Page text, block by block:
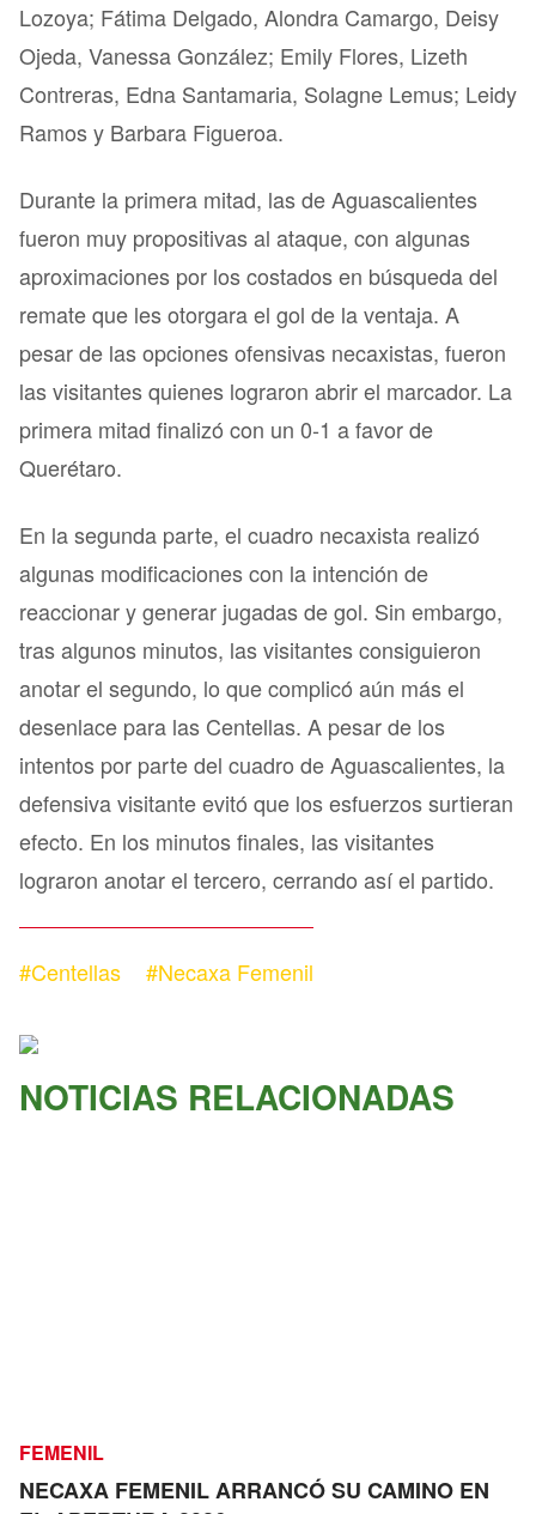
Lozoya; Fátima Delgado, Alondra Camargo, Deisy
Ojeda, Vanessa González; Emily Flores, Lizeth
Contreras, Edna Santamaria, Solagne Lemus; Leidy
Ramos y Barbara Figueroa.
Durante la primera mitad, las de Aguascalientes
fueron muy propositivas al ataque, con algunas
aproximaciones por los costados en búsqueda del
remate que les otorgara el gol de la ventaja. A
pesar de las opciones ofensivas necaxistas, fueron
las visitantes quienes lograron abrir el marcador. La
primera mitad finalizó con un 0-1 a favor de
Querétaro.
En la segunda parte, el cuadro necaxista realizó
algunas modificaciones con la intención de
reaccionar y generar jugadas de gol. Sin embargo,
tras algunos minutos, las visitantes consiguieron
anotar el segundo, lo que complicó aún más el
desenlace para las Centellas. A pesar de los
intentos por parte del cuadro de Aguascalientes, la
defensiva visitante evitó que los esfuerzos surtieran
efecto. En los minutos finales, las visitantes
lograron anotar el tercero, cerrando así el partido.
#Centellas #Necaxa Femenil
NOTICIAS RELACIONADAS
FEMENIL
NECAXA FEMENIL ARRANCÓ SU CAMINO EN